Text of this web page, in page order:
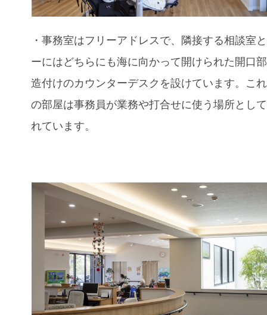
・事務室はフリーアドレスで、隣接する相談室
ーにはどちらにも海に向かって開けられた開口
造付けのカウンターデスクを設けています。こ
の部屋は事務員が業務や打合せに使う場所とし
れています。